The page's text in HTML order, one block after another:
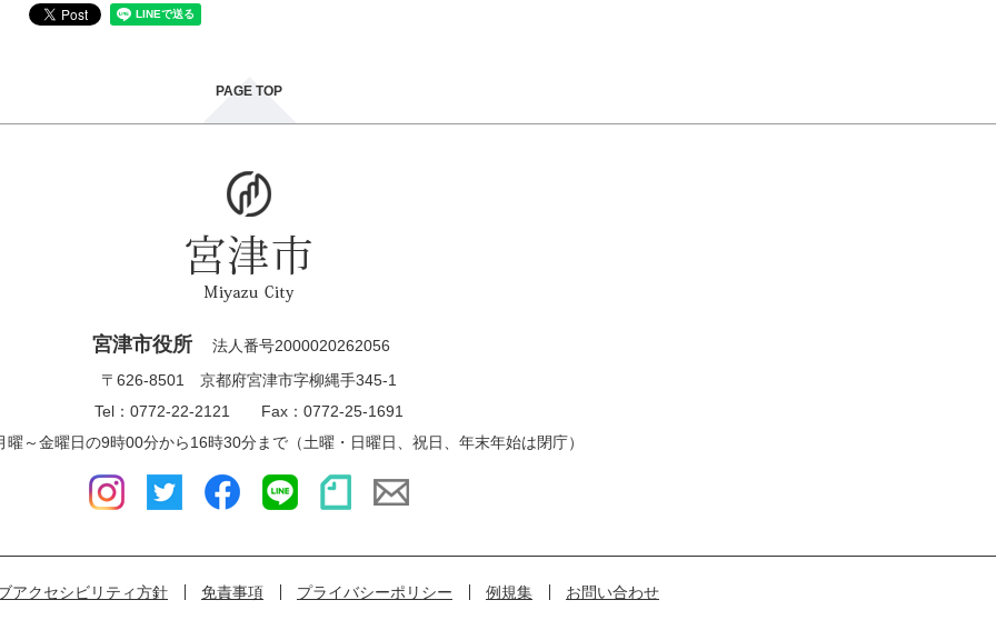
PAGE TOP
アクセシビリティ方針 免責事項 プライバシーポリシー 例規集 お問い合わせ
宮津市役所
法人番号2000020262056
〒626-8501 京都府宮津市字柳縄手345-1
Tel：0772-22-2121 Fax：0772-25-1691
曜～金曜日の9時00分から16時30分まで（土曜・日曜日、祝日、年末年始は閉庁）